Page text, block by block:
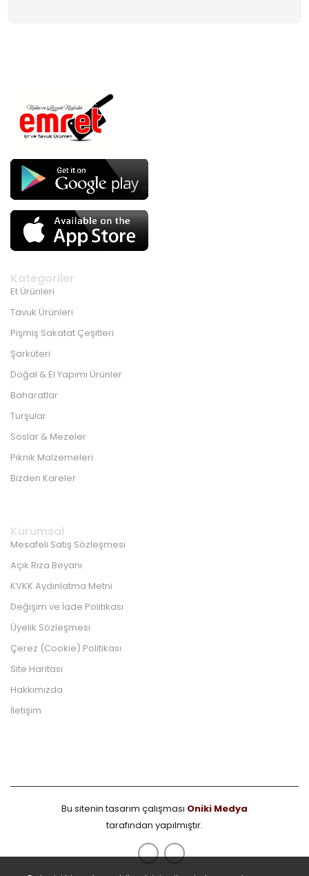
Kategoriler
Et Ürünleri
Tavuk Ürünleri
Pişmiş Sakatat Çeşitleri
Şarküteri
Doğal & El Yapımı Ürünler
Baharatlar
Turşular
Soslar & Mezeler
Piknik Malzemeleri
Bizden Kareler
Kurumsal
Mesafeli Satış Sözleşmesi
Açık Rıza Beyanı
KVKK Aydınlatma Metni
Değişim ve İade Politikası
Üyelik Sözleşmesi
Çerez (Cookie) Politikası
Site Haritası
Hakkımızda
İletişim
Bu sitenin tasarım çalışması Oniki Medya
tarafından yapılmıştır.